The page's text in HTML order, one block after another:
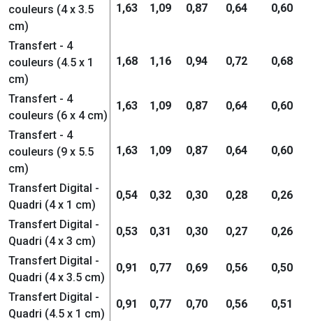
couleurs (4 x 3.5
cm)
1,63 1,09 0,87 0,64 0,60
Transfert - 4
couleurs (4.5 x 1
cm)
1,68 1,16 0,94 0,72 0,68
Transfert - 4
couleurs (6 x 4 cm)
1,63 1,09 0,87 0,64 0,60
Transfert - 4
couleurs (9 x 5.5
cm)
1,63 1,09 0,87 0,64 0,60
Transfert Digital -
Quadri (4 x 1 cm)
0,54 0,32 0,30 0,28 0,26
Transfert Digital -
Quadri (4 x 3 cm)
0,53 0,31 0,30 0,27 0,26
Transfert Digital -
Quadri (4 x 3.5 cm)
0,91 0,77 0,69 0,56 0,50
Transfert Digital -
Quadri (4.5 x 1 cm)
0,91 0,77 0,70 0,56 0,51